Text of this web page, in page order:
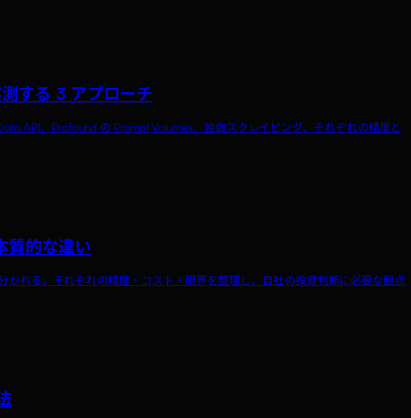
する 3 アプローチ
API、Profound の Prompt Volumes、独自スクレイピング、それぞれの精度と
質的な違い
れる。それぞれの精度・コスト・限界を整理し、自社の投資判断に必要な観点